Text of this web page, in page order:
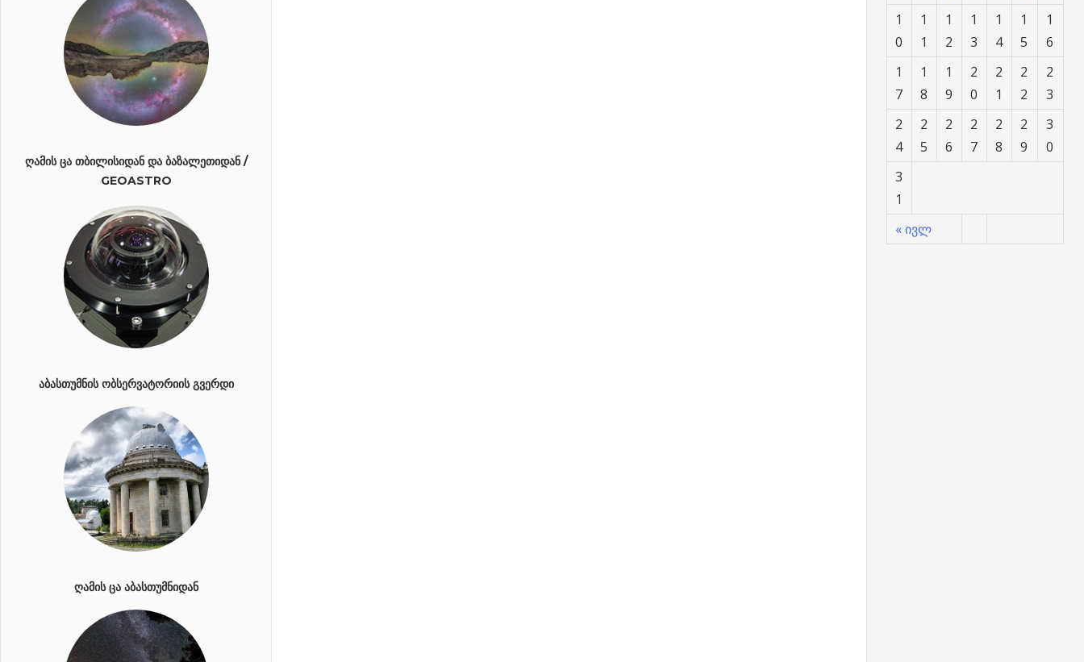
ᲦᲐᲛᲘᲡ ᲪᲐ ᲗᲑᲘᲚᲘᲡᲘᲓᲐᲜ ᲓᲐ ᲑᲐᲖᲐᲚᲔᲗᲘᲓᲐᲜ /
GEOASTRO
ᲐᲑᲐᲡᲗᲣᲛᲜᲘᲡ ᲝᲑᲡᲔᲠᲕᲐᲢᲝᲠᲘᲘᲡ ᲒᲕᲔᲠᲓᲘ
ᲦᲐᲛᲘᲡ ᲪᲐ ᲐᲑᲐᲡᲗᲣᲛᲜᲘᲓᲐᲜ
« ივლ
1
0
1
1
1
2
1
3
1
4
1
5
1
6
1
7
1
8
1
9
2
0
2
1
2
2
2
3
2
4
2
5
2
6
2
7
2
8
2
9
3
0
3
1